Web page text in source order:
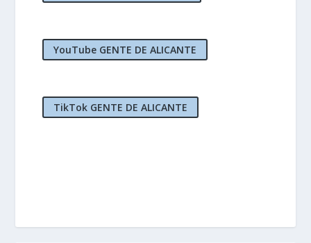
YouTube GENTE DE ALICANTE
TikTok GENTE DE ALICANTE